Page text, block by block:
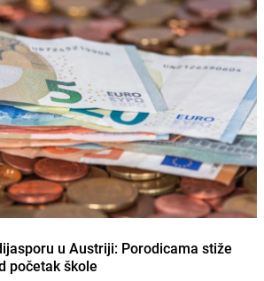
u Austriji: Porodicama stiže
početak škole